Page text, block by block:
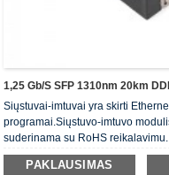
1,25 Gb/s SFP 1310nm 20km
Siųstuvai-imtuvai yra skirti
programai.Siųstuvo-imtuvo
suderinama su RoHS reikalavimu.
PAKLAUSIMAS